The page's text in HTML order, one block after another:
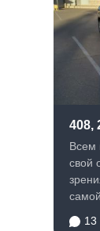
408,
Всем
свой
13